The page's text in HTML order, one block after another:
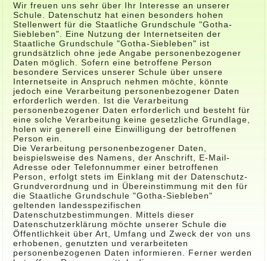
Wir freuen uns sehr über Ihr Interesse an unserer
Schule. Datenschutz hat einen besonders hohen
Stellenwert für die Staatliche Grundschule "Gotha-
Siebleben". Eine Nutzung der Internetseiten der
Staatliche Grundschule "Gotha-Siebleben" ist
grundsätzlich ohne jede Angabe personenbezogener
Daten möglich. Sofern eine betroffene Person
besondere Services unserer Schule über unsere
Internetseite in Anspruch nehmen möchte, könnte
jedoch eine Verarbeitung personenbezogener Daten
erforderlich werden. Ist die Verarbeitung
personenbezogener Daten erforderlich und besteht für
eine solche Verarbeitung keine gesetzliche Grundlage,
holen wir generell eine Einwilligung der betroffenen
Person ein.
Die Verarbeitung personenbezogener Daten,
beispielsweise des Namens, der Anschrift, E-Mail-
Adresse oder Telefonnummer einer betroffenen
Person, erfolgt stets im Einklang mit der Datenschutz-
Grundverordnung und in Übereinstimmung mit den für
die Staatliche Grundschule "Gotha-Siebleben"
geltenden landesspezifischen
Datenschutzbestimmungen. Mittels dieser
Datenschutzerklärung möchte unserer Schule die
Öffentlichkeit über Art, Umfang und Zweck der von uns
erhobenen, genutzten und verarbeiteten
personenbezogenen Daten informieren. Ferner werden